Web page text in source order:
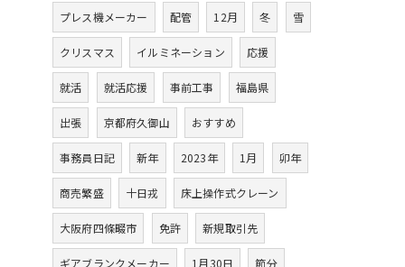
プレス機メーカー 配管 12月 冬 雪
クリスマス イルミネーション 応援
就活 就活応援 事前工事 福島県
出張 京都府久御山 おすすめ
事務員日記 新年 2023年 1月 卯年
商売繁盛 十日戎 床上操作式クレーン
大阪府四條畷市 免許 新規取引先
ギアブランクメーカー 1月30日 節分